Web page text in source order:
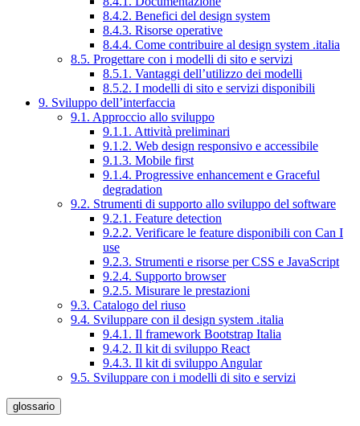
8.4.2. Benefici del design system
8.4.3. Risorse operative
8.4.4. Come contribuire al design system .italia
8.5. Progettare con i modelli di sito e servizi
8.5.1. Vantaggi dell’utilizzo dei modelli
8.5.2. I modelli di sito e servizi disponibili
9. Sviluppo dell’interfaccia
9.1. Approccio allo sviluppo
9.1.1. Attività preliminari
9.1.2. Web design responsivo e accessibile
9.1.3. Mobile first
9.1.4. Progressive enhancement e Graceful
degradation
9.2. Strumenti di supporto allo sviluppo del software
9.2.1. Feature detection
9.2.2. Verificare le feature disponibili con Can I
use
9.2.3. Strumenti e risorse per CSS e JavaScript
9.2.4. Supporto browser
9.2.5. Misurare le prestazioni
9.3. Catalogo del riuso
9.4. Sviluppare con il design system .italia
9.4.1. Il framework Bootstrap Italia
9.4.2. Il kit di sviluppo React
9.4.3. Il kit di sviluppo Angular
9.5. Sviluppare con i modelli di sito e servizi
glossario